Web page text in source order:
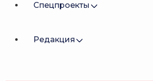
Спецпроекты
Редакция